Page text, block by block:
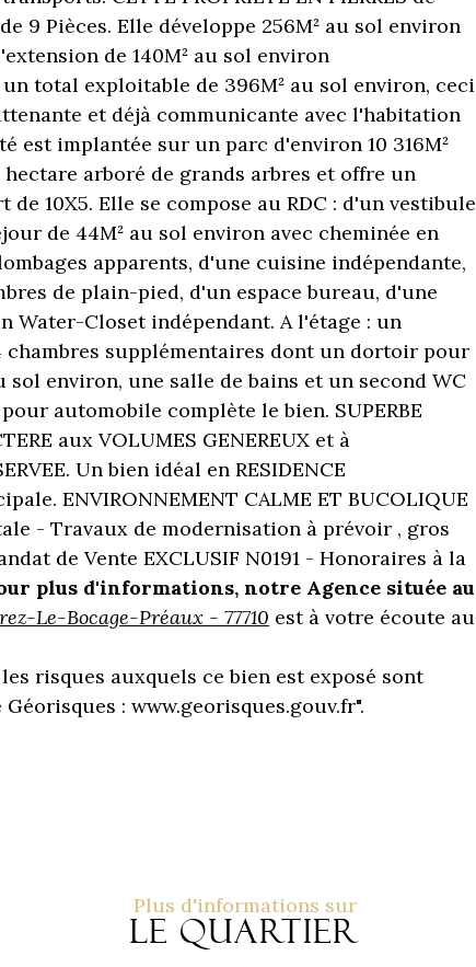
9 Pièces. Elle développe 256M² au sol environ
de 140M² au sol environ
total exploitable de 396M² au sol environ, ceci
et déjà communicante avec l'habitation
est implantée sur un parc d'environ 10 316M²
arboré de grands arbres et offre un
de 10X5. Elle se compose au RDC : d'un vestibule
de 44M² au sol environ avec cheminée en
apparents, d'une cuisine indépendante,
de plain-pied, d'un espace bureau, d'une
Water-Closet indépendant. A l'étage : un
chambres supplémentaires dont un dortoir pour
sol environ, une salle de bains et un second WC
automobile complète le bien. SUPERBE
aux VOLUMES GENEREUX et à
Un bien idéal en RESIDENCE
ENVIRONNEMENT CALME ET BUCOLIQUE
- Travaux de modernisation à prévoir , gros
de Vente EXCLUSIF N0191 - Honoraires à la
plus d'informations, notre Agence située au
Le-Bocage-Préaux - 77710 est à votre écoute au
risques auxquels ce bien est exposé sont
: www.georisques.gouv.fr".
Plus d'informations sur
le quartier